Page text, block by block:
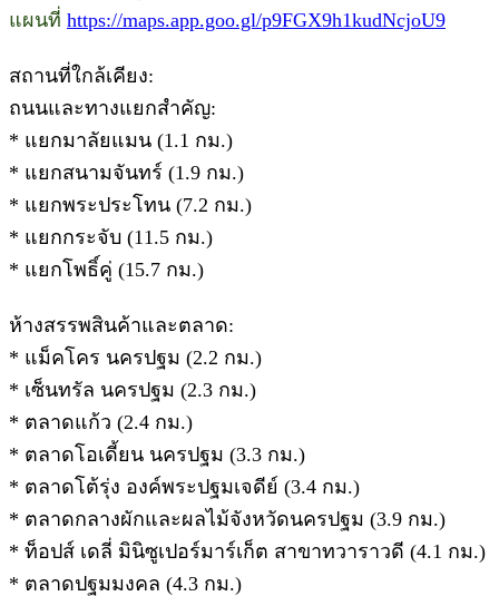
แผนที่ https://maps.app.goo.gl/p9FGX9h1kudNcjoU9
สถานที่ใกล้เคียง:
ถนนและทางแยกสำคัญ:
* แยกมาลัยแมน (1.1 กม.)
* แยกสนามจันทร์ (1.9 กม.)
* แยกพระประโทน (7.2 กม.)
* แยกกระจับ (11.5 กม.)
* แยกโพธิ์คู่ (15.7 กม.)
ห้างสรรพสินค้าและตลาด:
* แม็คโคร นครปฐม (2.2 กม.)
* เซ็นทรัล นครปฐม (2.3 กม.)
* ตลาดแก้ว (2.4 กม.)
* ตลาดโอเดี้ยน นครปฐม (3.3 กม.)
* ตลาดโต้รุ่ง องค์พระปฐมเจดีย์ (3.4 กม.)
* ตลาดกลางผักและผลไม้จังหวัดนครปฐม (3.9 กม.)
* ท็อปส์ เดลี่ มินิซูเปอร์มาร์เก็ต สาขาทวาราวดี (4.1 กม.)
* ตลาดปฐมมงคล (4.3 กม.)